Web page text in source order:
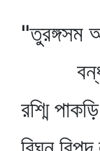
"তুরঙ্গসম
বন্ধন
রশ্মি